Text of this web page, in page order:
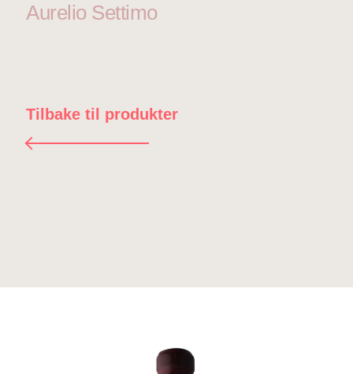
Aurelio Settimo
Tilbake til produkter